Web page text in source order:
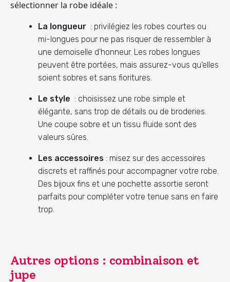
sélectionner la robe idéale :
La longueur : privilégiez les robes courtes ou
mi-longues pour ne pas risquer de ressembler à
une demoiselle d'honneur. Les robes longues
peuvent être portées, mais assurez-vous qu'elles
soient sobres et sans fioritures.
Le style : choisissez une robe simple et
élégante, sans trop de détails ou de broderies.
Une coupe sobre et un tissu fluide sont des
valeurs sûres.
Les accessoires : misez sur des accessoires
discrets et raffinés pour accompagner votre robe.
Des bijoux fins et une pochette assortie seront
parfaits pour compléter votre tenue sans en faire
trop.
Autres options : combinaison et
jupe